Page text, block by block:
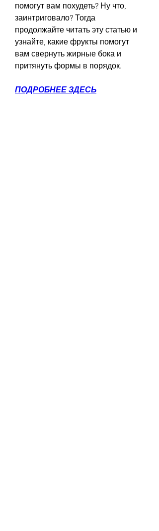
помогут вам похудеть? Ну что,
заинтриговало? Тогда
продолжайте читать эту статью и
узнайте, какие фрукты помогут
вам свернуть жирные бока и
притянуть формы в порядок.
ПОДРОБНЕЕ ЗДЕСЬ